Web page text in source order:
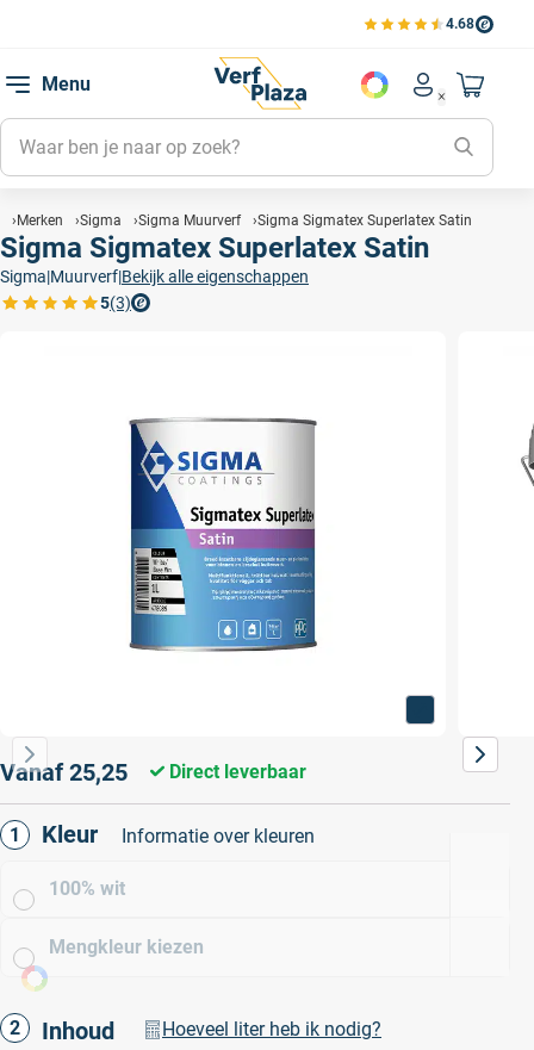
4.68
Bekijk de verfplaza
Menu
Account
Mijn
Mijn
Mijn
Naar
Merken Sigma Sigma Muurverf Sigma Sigmatex Superlatex Satin
Sigma Sigmatex Superlatex Satin
Sigma|Muurverf|Bekijk alle eigenschappen
5(3)
Bekijk de verfplaza beoordelingen
Vanaf 25,25 Direct leverbaar
Kleur Informatie over kleuren
100% wit
Mengkleur kiezen
Inhoud Hoeveel liter heb ik nodig?